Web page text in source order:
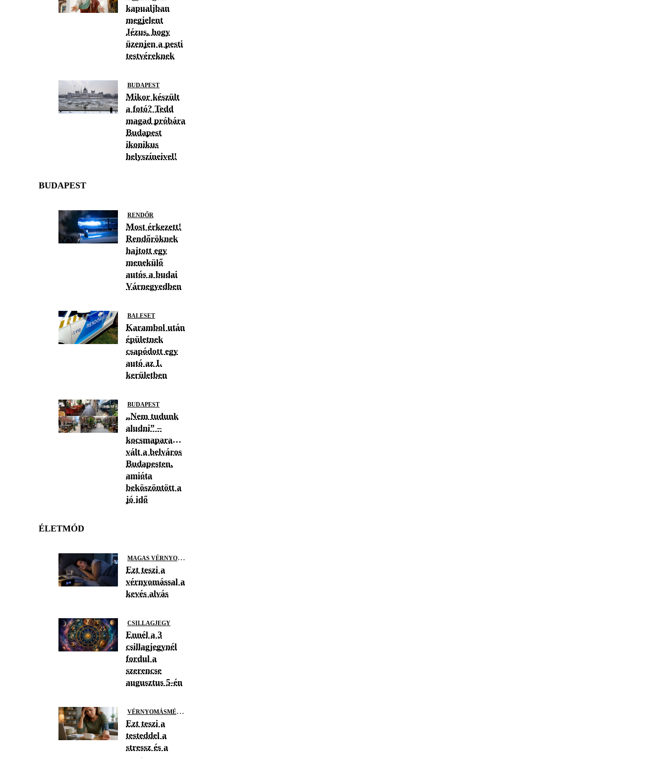
kapualjban
megjelent
Jézus, hogy
üzenjen a pesti
testvéreknek
BUDAPEST
Mikor készült
a fotó? Tedd
magad próbára
Budapest
ikonikus
helyszíneivel!
BUDAPEST
RENDŐR
Most érkezett!
Rendőröknek
hajtott egy
menekülő
autós a budai
Várnegyedben
BALESET
Karambol után
épületnek
csapódott egy
autó az I.
kerületben
BUDAPEST
„Nem tudunk
aludni” –
kocsmaparadicsommá
vált a belváros
Budapesten,
amióta
beköszöntött a
jó idő
ÉLETMÓD
M
AGAS VÉRNYOMÁS
Ezt teszi a
vérnyomással a
kevés alvás
CSILLAGJEGY
Ennél a 3
csillagjegynél
fordul a
szerencse
augusztus 5-én
V
ÉRNYOMÁSMÉRÉS
Ezt teszi a
testeddel a
stressz és a